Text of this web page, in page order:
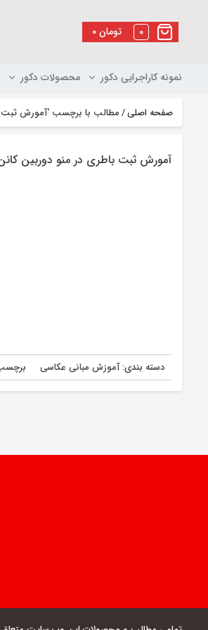
۰تومان 0
نمونه کاراجرایی دکور محصولات دکور
صفحه اصلی/مطالب با برچسب 'آمورش ثبت
آمورش ثبت باطری در منو دوربین
دسته بندی:آموزش مبانی عکاسی